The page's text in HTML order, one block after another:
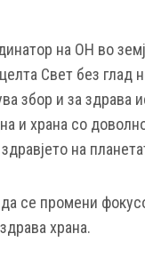
на ОН во
Свет без
збор и за
и храна со
на
се промени
храна.